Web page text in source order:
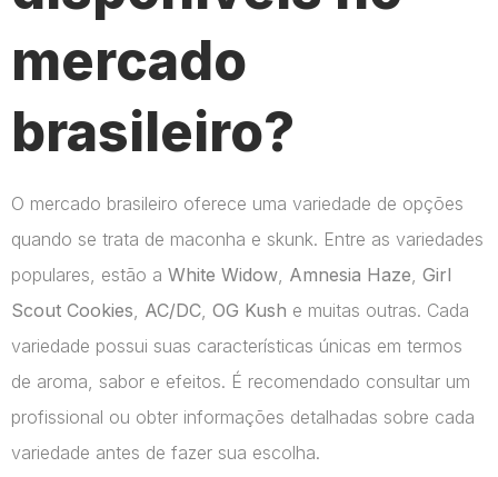
mercado
brasileiro?
O mercado brasileiro oferece uma variedade de opções
quando se trata de maconha e skunk. Entre as variedades
populares, estão a White Widow Amnesia Haze Girl
Scout Cookies AC/DC OG Kush e muitas outras. Cada
variedade possui suas características únicas em termos
de aroma, sabor e efeitos. É recomendado consultar um
profissional ou obter informações detalhadas sobre cada
variedade antes de fazer sua escolha.